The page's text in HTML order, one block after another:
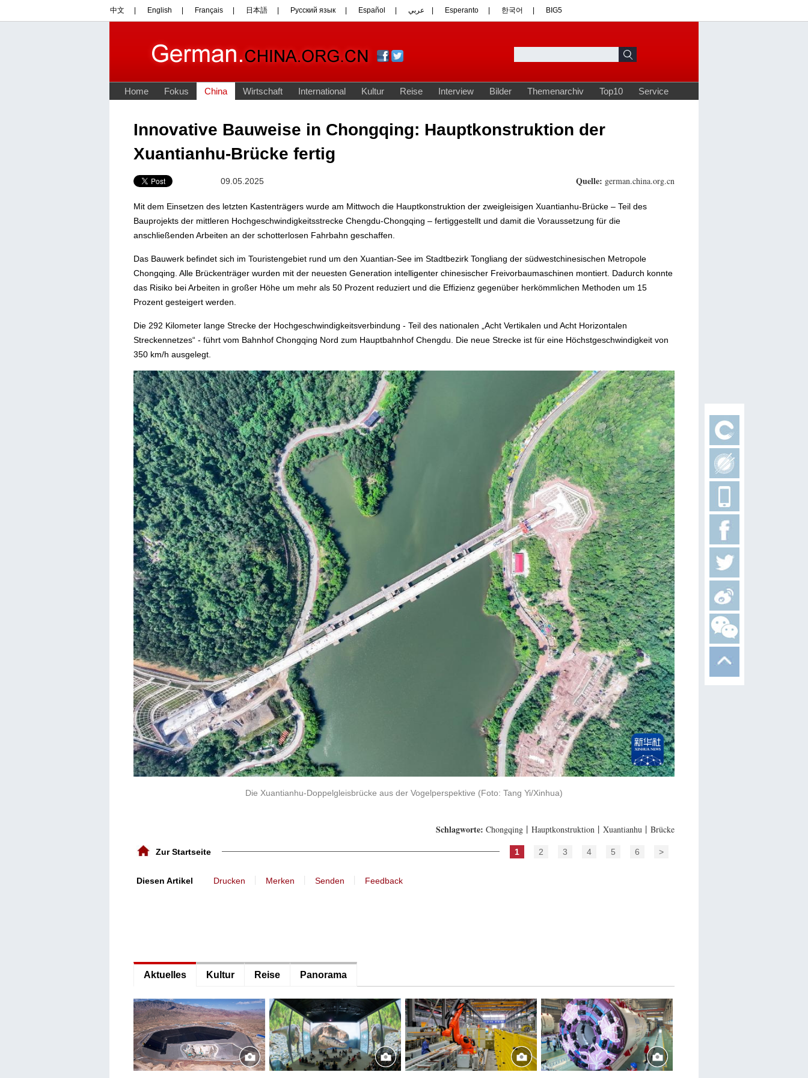
Innovative Bauweise in Chongqing: Hauptkonstruktion der
Xuantianhu-Brücke fertig
Quelle: german.china.org.cn
09.05.2025
Mit dem Einsetzen des letzten Kastenträgers wurde am Mittwoch die Hauptkonstruktion der zweigleisigen Xuantianhu-Brücke – Teil des
Bauprojekts der mittleren Hochgeschwindigkeitsstrecke Chengdu-Chongqing – fertiggestellt und damit die Voraussetzung für die
anschließenden Arbeiten an der schotterlosen Fahrbahn geschaffen.
Das Bauwerk befindet sich im Touristengebiet rund um den Xuantian-See im Stadtbezirk Tongliang der südwestchinesischen Metropole
Chongqing. Alle Brückenträger wurden mit der neuesten Generation intelligenter chinesischer Freivorbaumaschinen montiert. Dadurch konnte
das Risiko bei Arbeiten in großer Höhe um mehr als 50 Prozent reduziert und die Effizienz gegenüber herkömmlichen Methoden um 15
Prozent gesteigert werden.
Die 292 Kilometer lange Strecke der Hochgeschwindigkeitsverbindung - Teil des nationalen „Acht Vertikalen und Acht Horizontalen
Streckennetzes“ - führt vom Bahnhof Chongqing Nord zum Hauptbahnhof Chengdu. Die neue Strecke ist für eine Höchstgeschwindigkeit von
350 km/h ausgelegt.
Die Xuantianhu-Doppelgleisbrücke aus der Vogelperspektive (Foto: Tang Yi/Xinhua)
Schlagworte: Chongqing丨Hauptkonstruktion丨Xuantianhu丨Brücke
1 2 3 4 5 6 >
Zur Startseite
Diesen Artikel Drucken Merken Senden Feedback